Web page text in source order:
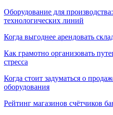
Оборудование для
технологических линий
Когда выгоднее арендовать
Как грамотно организовать
стресса
Когда стоит задуматься о
оборудования
Рейтинг магазинов счётчиков